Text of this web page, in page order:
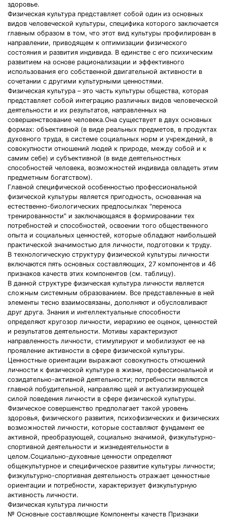
здоровье.
Физическая культура представляет собой один из основных
видов человеческой культуры, специфика которого заключается
главным образом в том, что этот вид культуры профилирован в
направлении, приводящем к оптимизации физического
состояния и развития индивида. В единстве с его психическим
развитием на основе рационализации и эффективного
использования его собственной двигательной активности в
сочетании с другими культурными ценностями.
Физическая культура – это часть культуры общества, которая
представляет собой интеграцию различных видов человеческой
деятельности и их результатов, направленных на
совершенствование человека.Она существует в двух основных
формах: объективной (в виде реальных предметов, в продуктах
духовного труда, в системе социальных норм и учреждений, в
совокупности отношений людей к природе, между собой и к
самим себе) и субъективной (в виде деятельностных
способностей человека, возможностей индивида овладеть этим
предметным богатством).
Главной специфической особенностью профессиональной
физической культуры является пригодность, основанная на
естественно-биологических предпосылках "переноса
тренированности" и заключающаяся в формировании тех
потребностей и способностей, освоении того общественного
опыта и социальных ценностей, которые обладают наибольшей
практической значимостью для личности, подготовки к труду.
В технологическую структуру физической культуры личности
включаются пять основных составляющих, 27 компонентов и 46
признаков качеств этих компонентов (см. таблицу).
В данной структуре физическая культура личности является
сложным системным образованием. Все представленные в ней
элементы тесно взаимосвязаны, дополняют и обусловливают
друг друга. Знания и интеллектуальные способности
определяют кругозор личности, иерархию ее оценок, ценностей
и результатов деятельности. Мотивы характеризуют
направленность личности, стимулируют и мобилизуют ее на
проявление активности в сфере физической культуры.
Ценностные ориентации выражают совокупность отношений
личности к физической культуре в жизни, профессиональной и
созидательно-активной деятельности; потребности являются
главной побудительной, направляю щей и актуализирующей
силой поведения личности в сфере физической культуры.
Физическое совершенство предполагает такой уровень
здоровья, физического развития, психофизических и физических
возможностей личности, которые составляют фундамент ее
активной, преобразующей, социально значимой, физкультурно-
спортивной деятельности и жизнедеятельности в
целом.Социально-духовные ценности определяют
общекультурное и специфическое развитие культуры личности;
физкультурно-спортивная деятельность отражает ценностные
ориентации и потребности, характеризует физкультурную
активность личности.
Физическая культура личности
№ Основные составляющие Компоненты качеств Признаки